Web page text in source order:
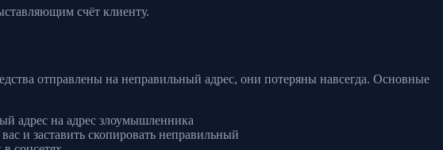
счёт клиенту.
отправлены на неправильный адрес, они потеряны навсегда. Основные
адрес на адрес злоумышленника
и заставить скопировать неправильный